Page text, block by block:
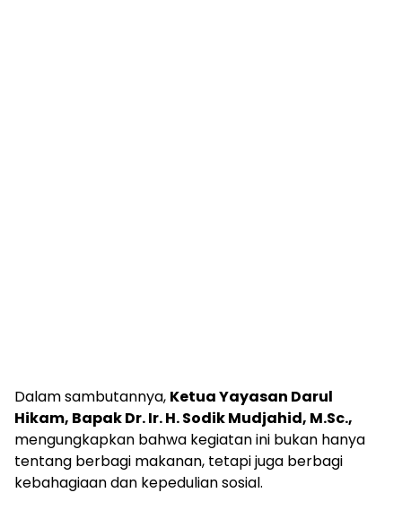
Dalam sambutannya, Ketua Yayasan Darul
Hikam, Bapak Dr. Ir. H. Sodik Mudjahid, M.Sc.,
mengungkapkan bahwa kegiatan ini bukan hanya
tentang berbagi makanan, tetapi juga berbagi
kebahagiaan dan kepedulian sosial.